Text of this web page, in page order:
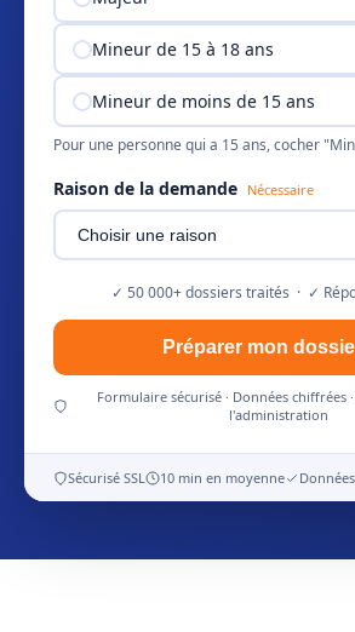
Mineur de 15 à 18 ans
Mineur de moins de 15 ans
Pour une personne qui a 15 ans, cocher
Raison de la demande Nécessaire
✓ 50 000+ dossiers traités · ✓
Préparer mon
Formulaire sécurisé · Données chiffrées
l'administration
Sécurisé SSL 10 min en moyenne